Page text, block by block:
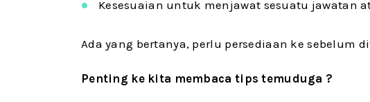
Kesesuaian untuk menjawat sesuatu jawatan
Ada yang bertanya, perlu persediaan ke sebelum
Penting ke kita membaca tips temuduga ?